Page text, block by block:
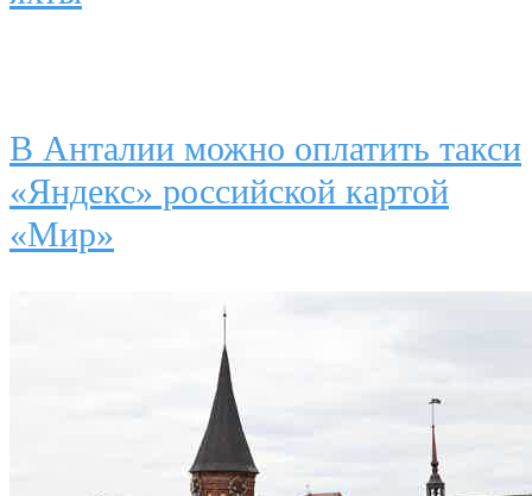
В Анталии можно оплатить такси
«Яндекс» российской картой
«Мир»